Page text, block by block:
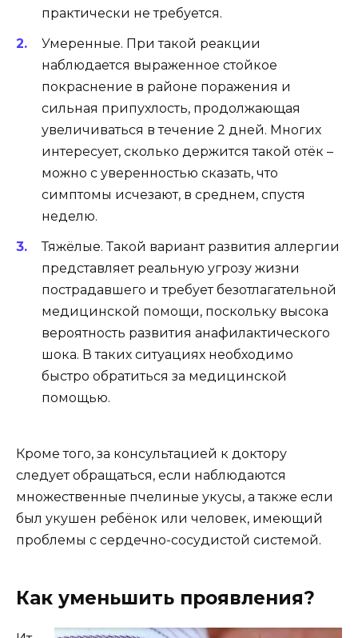
практически не требуется.
Умеренные. При такой реакции
наблюдается выраженное стойкое
покраснение в районе поражения и
сильная припухлость, продолжающая
увеличиваться в течение 2 дней. Многих
интересует, сколько держится такой отёк –
можно с уверенностью сказать, что
симптомы исчезают, в среднем, спустя
неделю.
Тяжёлые. Такой вариант развития аллергии
представляет реальную угрозу жизни
пострадавшего и требует безотлагательной
медицинской помощи, поскольку высока
вероятность развития анафилактического
шока. В таких ситуациях необходимо
быстро обратиться за медицинской
помощью.
Кроме того, за консультацией к доктору
следует обращаться, если наблюдаются
множественные пчелиные укусы, а также если
был укушен ребёнок или человек, имеющий
проблемы с сердечно-сосудистой системой.
Как уменьшить проявления?